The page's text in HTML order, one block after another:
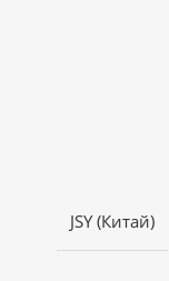
JSY (Китай)